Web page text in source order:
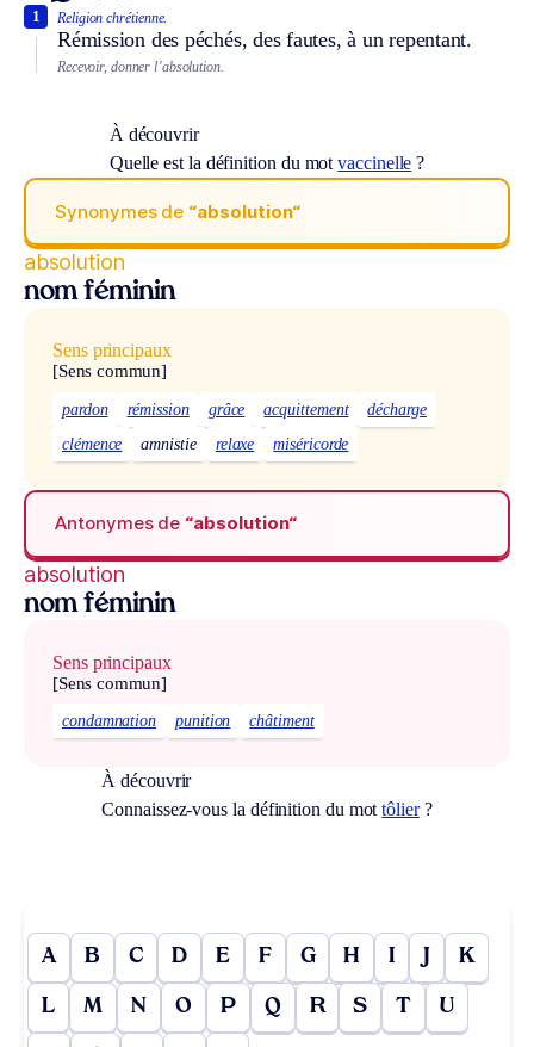
Religion chrétienne.
Rémission des péchés, des fautes, à un repentant.
1
Recevoir, donner l’absolution.
À découvrir
Quelle est la définition du motvaccinelle ?
Synonymes de “absolution“
absolution
nom féminin
Sens principaux
[Sens commun]
pardon rémission grâce acquittement
décharge
clémence
amnistie relaxe miséricorde
Antonymes de “absolution“
absolution
nom féminin
Sens principaux
[Sens commun]
condamnation punition châtiment
À découvrir
Connaissez-vous la définition du mottôlier?
A B C D E F G H I J K
L M N O P Q R S T U